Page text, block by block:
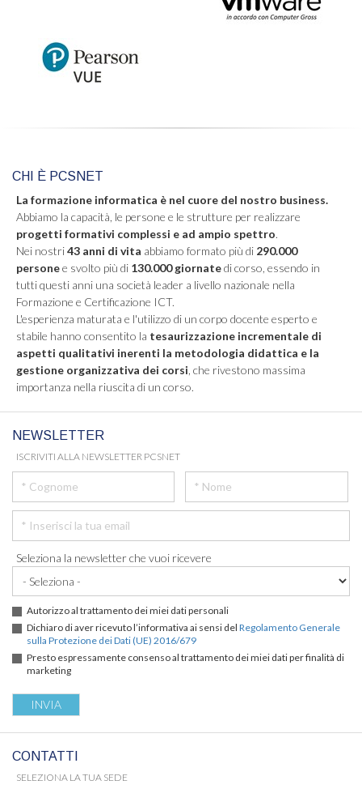
CHI È PCSNET
La formazione informatica è nel cuore del nostro business.
Abbiamo la capacità, le persone e le strutture per realizzare
progetti formativi complessi e ad ampio spettro.
Nei nostri43 anni di vita abbiamo formato più di 290.000
personee svolto più di 130.000 giornatedi corso, essendo in
tutti questi anni una società leader a livello nazionale nella
Formazione e Certificazione ICT.
L'esperienza maturata e l'utilizzo di un corpo docente esperto e
stabile hanno consentito la tesaurizzazione incrementale di
aspetti qualitativi inerenti la metodologia didattica e la
gestione organizzativa dei corsi , che rivestono massima
importanza nella riuscita di un corso.
NEWSLETTER
ISCRIVITI ALLA NEWSLETTER PCSNET
Seleziona la newsletter che vuoi ricevere
Autorizzo al trattamento dei miei dati personali
Dichiaro di aver ricevuto l’informativa ai sensi del Regolamento Generale
sulla Protezione dei Dati (UE) 2016/679
Presto espressamente consenso al trattamento dei miei dati per finalità di
marketing
CONTATTI
SELEZIONA LA TUA SEDE